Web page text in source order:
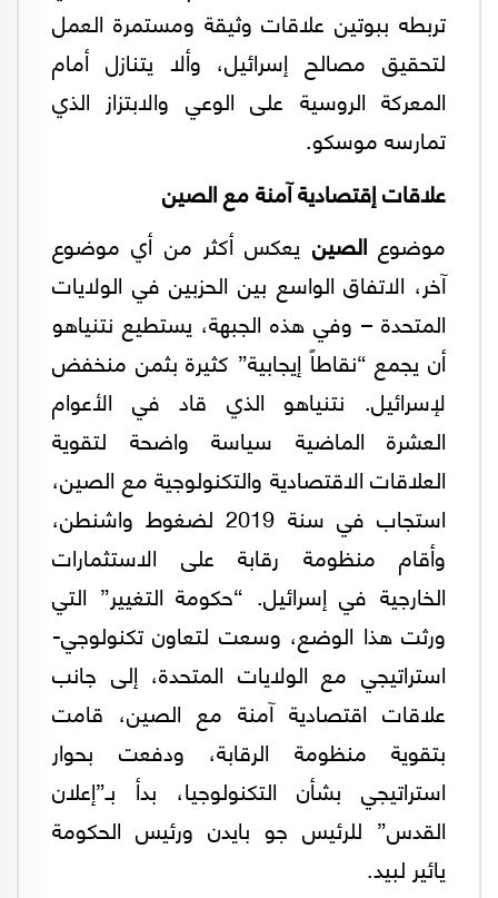
تربطه ببوتين علاقات وثيقة ومستمرة العمل
لتحقيق مصالح إسرائيل، وألا يتنازل أمام
المعركة الروسية على الوعي والابتزاز الذي
تمارسه موسكو.
علاقات إقتصادية آمنة مع الصين
موضوعالصين يعكس أكثر من أي موضوع
آخر، الاتفاق الواسع بين الحزبين في الولايات
المتحدة – وفي هذه الجبهة، يستطيع نتنياهو
أن يجمع “نقاطاً إيجابية” كثيرة بثمن منخفض
لإسرائيل. نتنياهو الذي قاد في الأعوام
العشرة الماضية سياسة واضحة لتقوية
العلاقات الاقتصادية والتكنولوجية مع الصين،
استجاب في سنة 2019 لضغوط واشنطن،
وأقام منظومة رقابة على الاستثمارات
الخارجية في إسرائيل. “حكومة التغيير” التي
ورثت هذا الوضع، وسعت لتعاون تكنولوجي-
استراتيجي مع الولايات المتحدة، إلى جانب
علاقات اقتصادية آمنة مع الصين، قامت
بتقوية منظومة الرقابة، ودفعت بحوار
استراتيجي بشأن التكنولوجيا، بدأ بـ”إعلان
القدس” للرئيس جو بايدن ورئيس الحكومة
يائير لبيد.